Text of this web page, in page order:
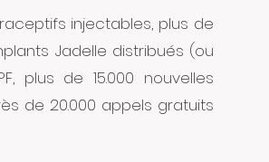
injectables, plus de
Jadelle distribués (ou
plus de 15.000 nouvelles
de 20.000 appels gratuits